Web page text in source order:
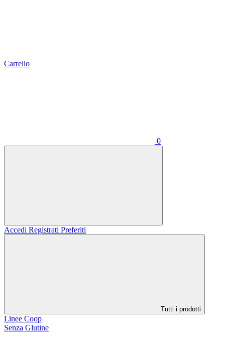
Carrello
0
Accedi Registrati Preferiti
Tutti i prodotti
Linee Coop
Senza Glutine